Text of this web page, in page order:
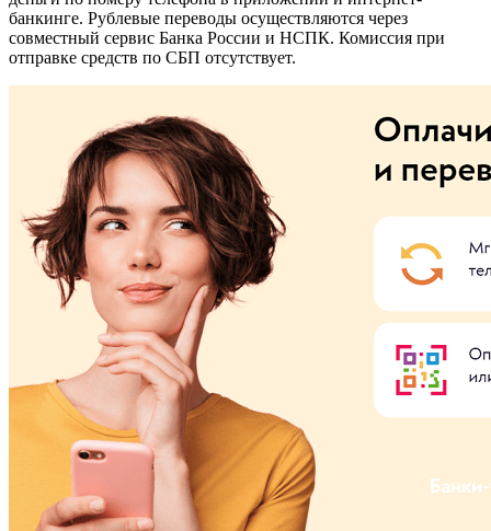
банкинге. Рублевые переводы осуществляются через
совместный сервис Банка России и НСПК. Комиссия при
отправке средств по СБП отсутствует.